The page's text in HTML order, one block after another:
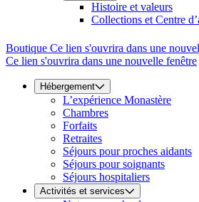
Histoire et valeurs
Collections et Centre
Boutique Ce lien s'ouvrira dans une
Ce lien s'ouvrira dans une nouvelle fenêtre
Hébergement
L’expérience Monastère
Chambres
Forfaits
Retraites
Séjours pour proches aidants
Séjours pour soignants
Séjours hospitaliers
Activités et services